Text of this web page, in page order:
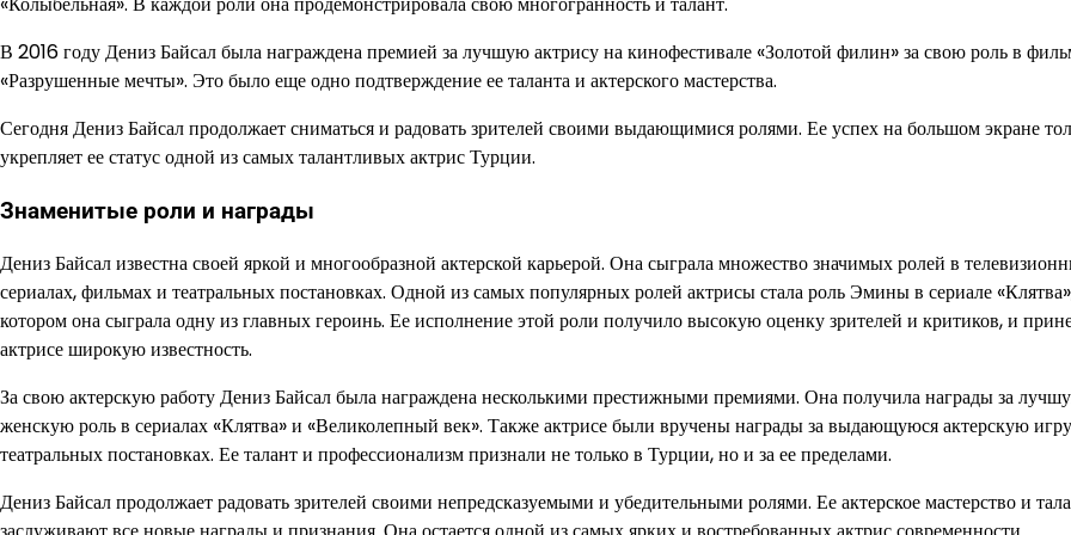
В 2016 году Дениз Байсал была награждена премией за лучшую актрису на кинофестивале «Золотой филин» за свою роль в
«Разрушенные мечты». Это было еще одно подтверждение ее таланта и актерского мастерства.
Сегодня Дениз Байсал продолжает сниматься и радовать зрителей своими выдающимися ролями. Ее успех на большом экране
укрепляет ее статус одной из самых талантливых актрис Турции.
Знаменитые роли и награды
Дениз Байсал известна своей яркой и многообразной актерской карьерой. Она сыграла множество значимых ролей в
сериалах, фильмах и театральных постановках. Одной из самых популярных ролей актрисы стала роль Эмины в сериале
котором она сыграла одну из главных героинь. Ее исполнение этой роли получило высокую оценку зрителей и критиков, и
актрисе широкую известность.
За свою актерскую работу Дениз Байсал была награждена несколькими престижными премиями. Она получила награды за
женскую роль в сериалах «Клятва» и «Великолепный век». Также актрисе были вручены награды за выдающуюся актерскую
театральных постановках. Ее талант и профессионализм признали не только в Турции, но и за ее пределами.
Дениз Байсал продолжает радовать зрителей своими непредсказуемыми и убедительными ролями. Ее актерское мастерство и